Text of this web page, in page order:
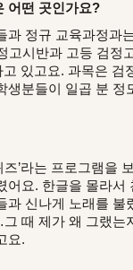
어떤 곳인가요?
정규 교육과정과
시반과 고등 검정
있고요. 과목은
분들이 일곱 분
’라는 프로그램을
요. 한글을 몰라
신나게 노래를
때 제가 왜 그랬
요.